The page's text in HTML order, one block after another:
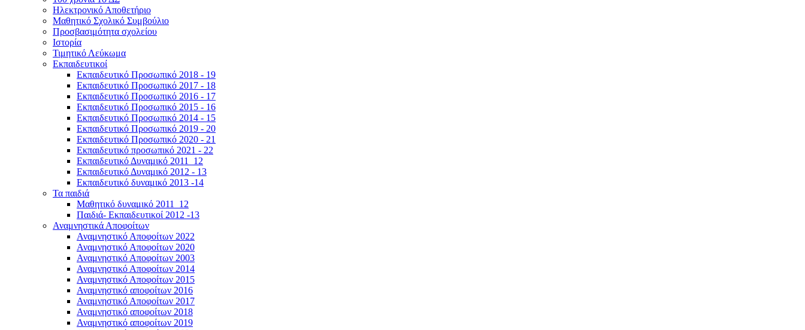
Ηλεκτρονικό Αποθετήριο
Μαθητικό Σχολικό Συμβούλιο
Προσβασιμότητα σχολείου
Ιστορία
Τιμητικό Λεύκωμα
Εκπαιδευτικοί
Εκπαιδευτικό Προσωπικό 2018 - 19
Εκπαιδευτικό Προσωπικό 2017 - 18
Εκπαιδευτικό Προσωπικό 2016 - 17
Εκπαιδευτικό Προσωπικό 2015 - 16
Εκπαιδευτικό Προσωπικό 2014 - 15
Εκπαιδευτικό Προσωπικό 2019 - 20
Εκπαιδευτικό Προσωπικό 2020 - 21
Εκπαιδευτικό προσωπικό 2021 - 22
Εκπαιδευτικό Δυναμικό 2011_12
Εκπαιδευτικό Δυναμικό 2012 - 13
Εκπαιδευτικό δυναμικό 2013 -14
Τα παιδιά
Μαθητικό δυναμικό 2011_12
Παιδιά- Εκπαιδευτικοί 2012 -13
Αναμνηστικά Αποφοίτων
Αναμνηστικό Αποφοίτων 2022
Αναμνηστικό Αποφοίτων 2020
Αναμνηστικό Αποφοίτων 2003
Αναμνηστικό Αποφοίτων 2014
Αναμνηστικό Αποφοίτων 2015
Αναμνηστικό αποφοίτων 2016
Αναμνηστικό Αποφοίτων 2017
Αναμνηστικό αποφοίτων 2018
Αναμνηστικό αποφοίτων 2019